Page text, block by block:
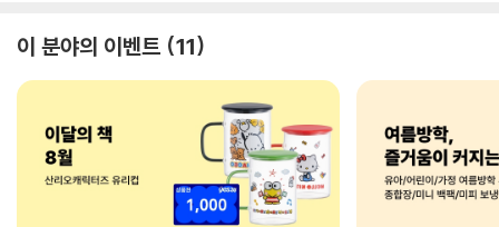
이 분야의 이벤트 11